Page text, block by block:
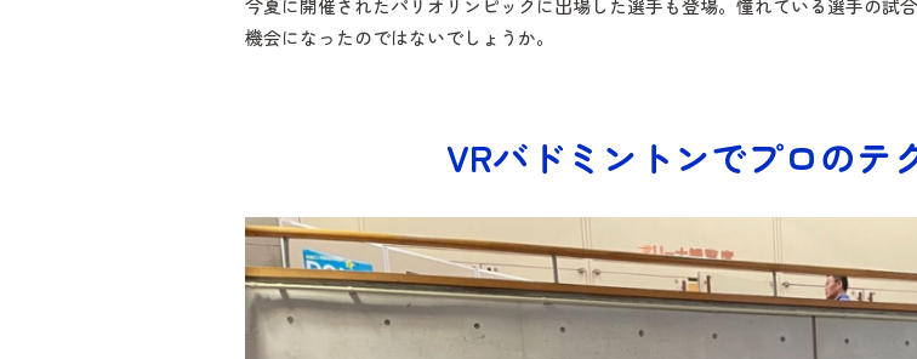
機会になったのではないでしょうか。
VRバドミントンでプロのテ